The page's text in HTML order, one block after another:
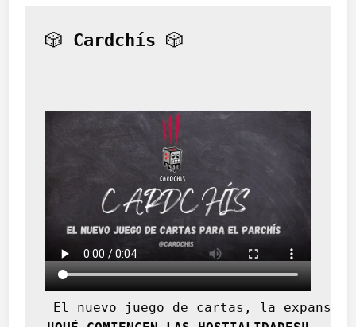
🎲 Cardchís 🎲
El nuevo juego de cartas, la